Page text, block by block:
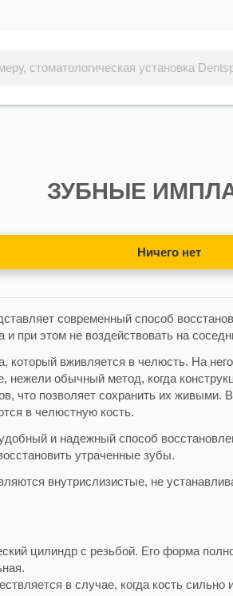
ЗУБНЫЕ
Ничего нет
современный способ
при этом не воздействовать на
вживляется в челюсть. На
нежели обычный метод, когда
что позволяет сохранить их живыми.
в челюстную кость.
и надежный способ
утраченные зубы.
внутрислизистые, не
цилиндр с резьбой. Его форма
в случае, когда кость